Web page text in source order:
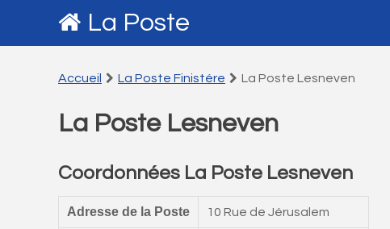
La Poste
Accueil La Poste Finistére La Poste Lesneven
La Poste Lesneven
Coordonnées La Poste Lesneven
Adresse de la Poste 10 Rue de Jérusalem